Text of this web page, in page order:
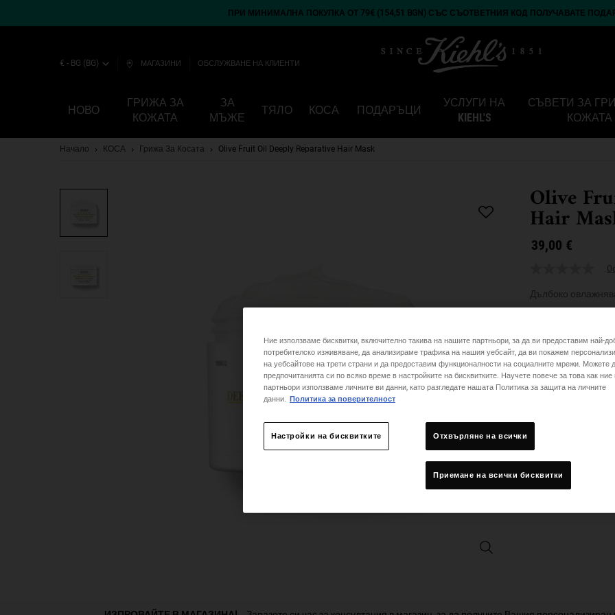
ПРИ МИНИМАЛНА ПОКУПКА ОТ 79€ (154,51 BGN) СЪС СЪОТВЕТНИЯ КОД ПОЛУЧАВАТЕ
€ - BG (BG) МАГАЗИНИ ОБСЛУЖВАНЕ НА КЛИЕНТИ
НОВО
ГРИЖА ЗА
КОЖАТА
ЗА
МЪЖЕ
ТЯЛО КОСА ПОДАРЪЦИ
УСЛУГИ НА
KIEHL'S
СЪВЕТИ ЗА
КОЖАТА
Начало КОСА Грижа За Косата Olive Fruit Oil Deeply Reparative Hair Mask
Olive
Hair
39,00 €
Olive Fruit Oil Deeply Reparative
Дълбоко
Количество
Ние използваме бисквитки, включително такива на нашите партньори, за да ви предоставим най-
потребителско изживяване, да анализираме трафика на нашия уебсайт, да ви покажем
на уебсайтове на трети страни и да предоставим функционалности на социалните мрежи. Можете
предпочитанията си по всяко време в настройките на бисквитките. Научете повече за това как
партньори използваме личните ви данни, като разгледате нашата Политика за защита на личните
данни. Политика за поверителност
Настройки на бисквитките Отхвърляне на всички
Приемане на всички бисквитки